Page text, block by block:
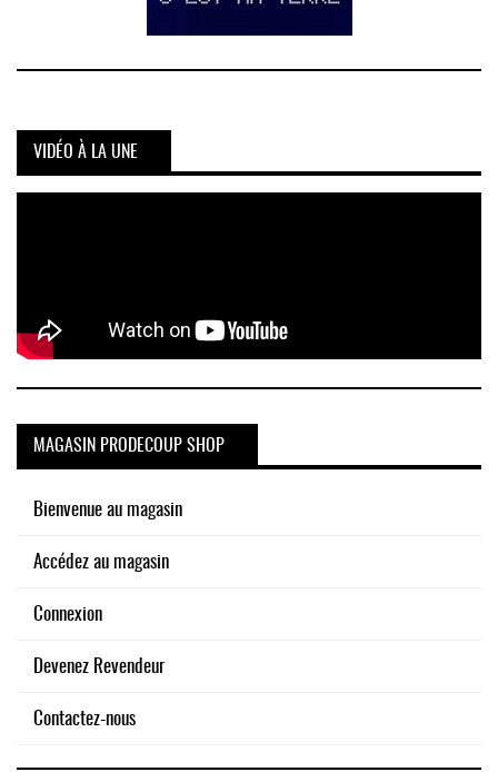
VIDÉO À LA UNE
MAGASIN PRODECOUP SHOP
Bienvenue au magasin
Accédez au magasin
Connexion
Devenez Revendeur
Contactez-nous